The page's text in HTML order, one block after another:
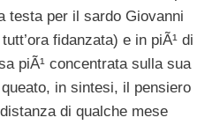
testa per il sardo Giovanni
fidanzata) e in piÃ¹ di
piÃ¹ concentrata sulla sua
in sintesi, il pensiero
di qualche mese